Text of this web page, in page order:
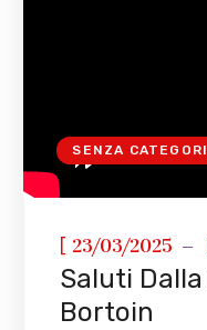
SENZA
[ 23/03/2025
Saluti
Bortoin